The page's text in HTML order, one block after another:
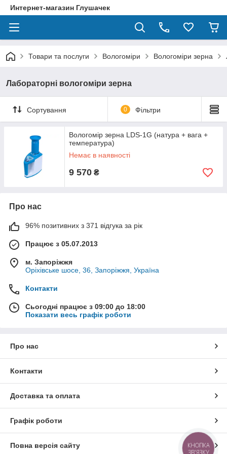
Интернет-магазин Глушачек
Товари та послуги Вологоміри Вологоміри зерна
Лабораторні вологоміри зерна
Сортування 0 Фільтри
Вологомір зерна LDS-1G (натура + вага +
температура)
Немає в наявності
9 570 ₴
Про нас
96% позитивних з 371 відгука за рік
Працює з 05.07.2013
м. Запоріжжя
Оріхівське шосе, 36, Запоріжжя, Україна
Контакти
Сьогодні працює з 09:00 до 18:00
Показати весь графік роботи
Про нас
Контакти
Доставка та оплата
Графік роботи
Повна версія сайту
КНОПКА
ЗВ'ЯЗКУ